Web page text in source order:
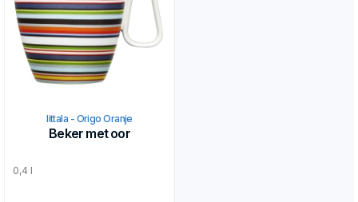
Iittala - Origo Oranje
Beker met oor
0,4 l